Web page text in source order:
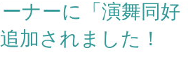
ット
ナーに「演舞同好
加されました！